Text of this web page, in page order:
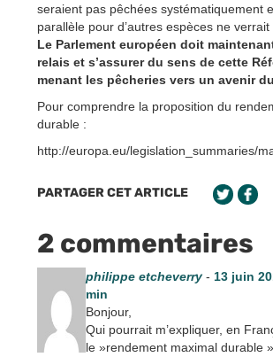
seraient pas pêchées systématiquement
parallèle pour d’autres espèces ne verrait
Le Parlement européen doit
relais et s’assurer du sens de cette
menant les pêcheries vers un avenir
Pour comprendre la proposition du
durable :
http://europa.eu/legislation_summaries/
PARTAGER CET ARTICLE
2 commentaires
philippe etcheverry- 13 juin
min
Bonjour,
Qui pourrait m’expliquer, en
le »rendement maximal durable